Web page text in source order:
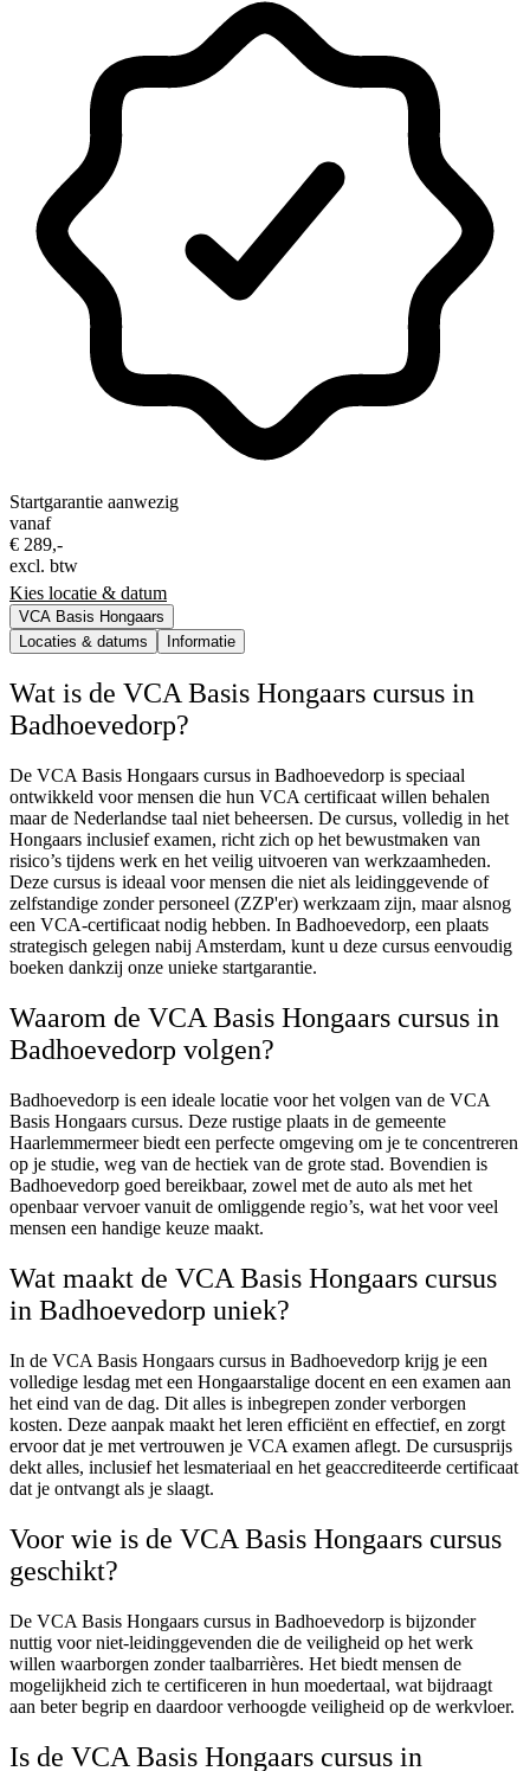
Startgarantie aanwezig
vanaf
€ 289,-
excl. btw
Kies locatie & datum
VCA Basis Hongaars
Locaties & datums
Informatie
Wat is de VCA Basis Hongaars cursus in
Badhoevedorp?
De VCA Basis Hongaars cursus in Badhoevedorp is speciaal
ontwikkeld voor mensen die hun VCA certificaat willen behalen
maar de Nederlandse taal niet beheersen. De cursus, volledig in het
Hongaars inclusief examen, richt zich op het bewustmaken van
risico’s tijdens werk en het veilig uitvoeren van werkzaamheden.
Deze cursus is ideaal voor mensen die niet als leidinggevende of
zelfstandige zonder personeel (ZZP'er) werkzaam zijn, maar alsnog
een VCA-certificaat nodig hebben. In Badhoevedorp, een plaats
strategisch gelegen nabij Amsterdam, kunt u deze cursus eenvoudig
boeken dankzij onze unieke startgarantie.
Waarom de VCA Basis Hongaars cursus in
Badhoevedorp volgen?
Badhoevedorp is een ideale locatie voor het volgen van de VCA
Basis Hongaars cursus. Deze rustige plaats in de gemeente
Haarlemmermeer biedt een perfecte omgeving om je te concentreren
op je studie, weg van de hectiek van de grote stad. Bovendien is
Badhoevedorp goed bereikbaar, zowel met de auto als met het
openbaar vervoer vanuit de omliggende regio’s, wat het voor veel
mensen een handige keuze maakt.
Wat maakt de VCA Basis Hongaars cursus
in Badhoevedorp uniek?
In de VCA Basis Hongaars cursus in Badhoevedorp krijg je een
volledige lesdag met een Hongaarstalige docent en een examen aan
het eind van de dag. Dit alles is inbegrepen zonder verborgen
kosten. Deze aanpak maakt het leren efficiënt en effectief, en zorgt
ervoor dat je met vertrouwen je VCA examen aflegt. De cursusprijs
dekt alles, inclusief het lesmateriaal en het geaccrediteerde certificaat
dat je ontvangt als je slaagt.
Voor wie is de VCA Basis Hongaars cursus
geschikt?
De VCA Basis Hongaars cursus in Badhoevedorp is bijzonder
nuttig voor niet-leidinggevenden die de veiligheid op het werk
willen waarborgen zonder taalbarrières. Het biedt mensen de
mogelijkheid zich te certificeren in hun moedertaal, wat bijdraagt
aan beter begrip en daardoor verhoogde veiligheid op de werkvloer.
Is de VCA Basis Hongaars cursus in